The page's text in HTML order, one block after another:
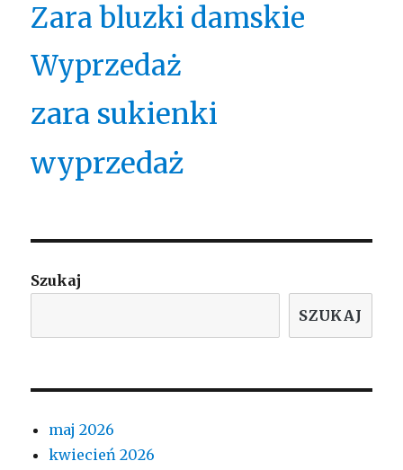
Zara bluzki damskie
Wyprzedaż
zara sukienki
wyprzedaż
Szukaj
SZUKAJ
maj 2026
kwiecień 2026